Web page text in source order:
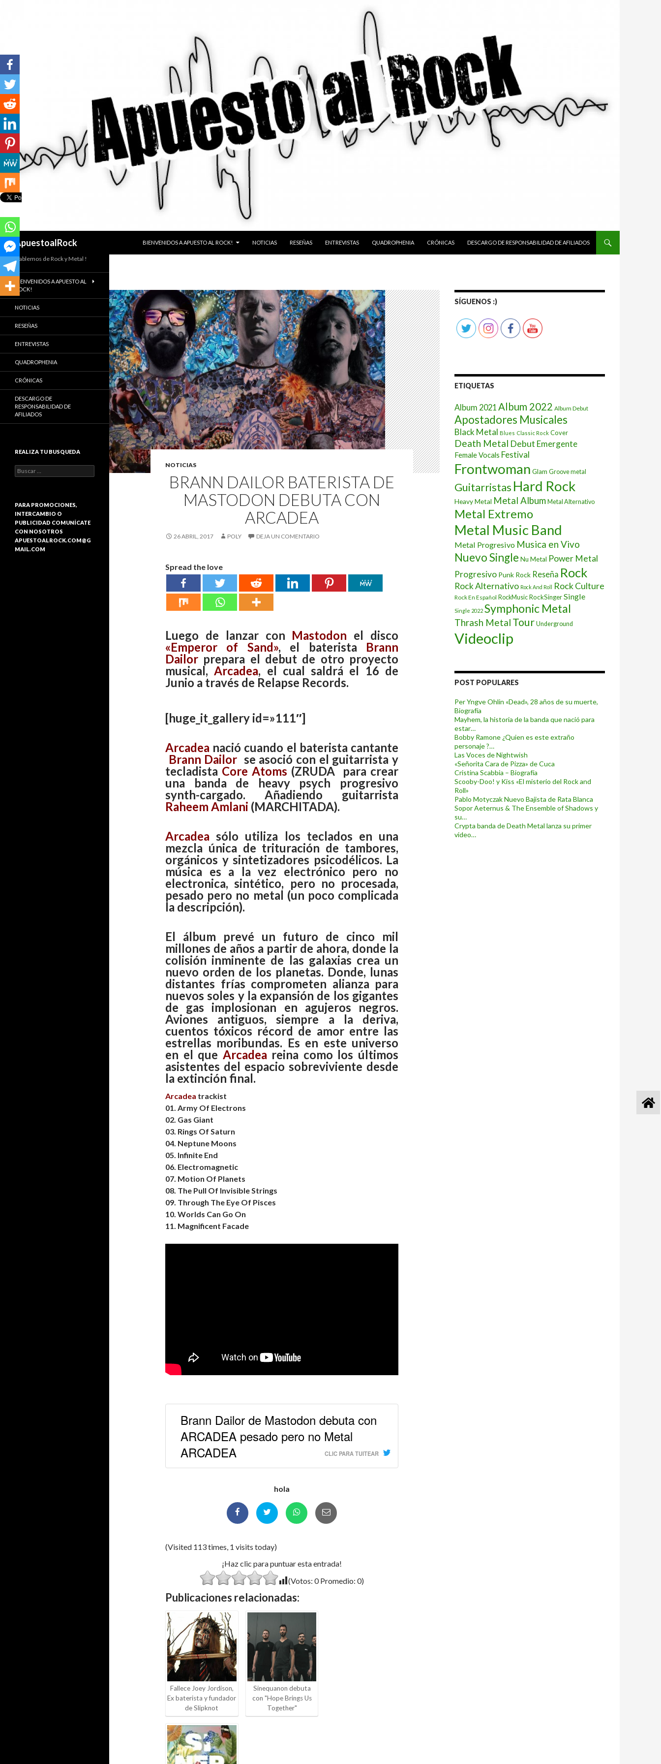
ApuestoalRock
Buscar
BIENVENIDOS A APUESTO AL ROCK!
NOTICIAS RESEÑAS ENTREVISTAS QUADROPHENIA CRÓNICAS DESCARGO DE RESPONSABILIDAD DE AFILIADOS
NOTICIAS
BRANN DAILOR BATERISTA DE
MASTODON DEBUTA CON
ARCADEA
26 ABRIL, 2017 POLY DEJA UN COMENTARIO
Spread the love
Luego de lanzar con Mastodon el disco
«Emperor of Sand», el baterista Brann
Dailor prepara el debut de otro proyecto
musical,Arcadea, el cual saldrá el 16 de
Junio a través de Relapse Records.
[huge_it_gallery id=»111″]
Arcadea nació cuando el baterista cantante
Brann Dailor se asoció con el guitarrista y
tecladista Core Atoms (ZRUDA para crear
una banda de heavy psych progresivo
synth-cargado. Añadiendo guitarrista
Raheem Amlani (MARCHITADA).
Arcadea sólo utiliza los teclados en una
mezcla única de trituración de tambores,
orgánicos y sintetizadores psicodélicos. La
música es a la vez electrónico pero no
electronica, sintético, pero no procesada,
pesado pero no metal (un poco complicada
la descripción).
El álbum prevé un futuro de cinco mil
millones de años a partir de ahora, donde la
colisión inminente de las galaxias crea un
nuevo orden de los planetas. Donde, lunas
distantes frías comprometen alianza para
nuevos soles y la expansión de los gigantes
de gas implosionan en agujeros negros.
Aviones antiguos, siempre a la deriva,
cuentos tóxicos récord de amor entre las
estrellas moribundas. Es en este universo
en el que Arcadea reina como los últimos
asistentes del espacio sobreviviente desde
la extinción final.
Arcadea trackist
01. Army Of Electrons
02. Gas Giant
03. Rings Of Saturn
04. Neptune Moons
05. Infinite End
06. Electromagnetic
07. Motion Of Planets
08. The Pull Of Invisible Strings
09. Through The Eye Of Pisces
10. Worlds Can Go On
11. Magnificent Facade
Brann Dailor de Mastodon debuta con
ARCADEA pesado pero no Metal
ARCADEA
CLIC PARA TUITEAR
hola
(Visited 113 times, 1 visits today)
¡Haz clic para puntuar esta entrada!
(Votos: 0Promedio: 0)
Publicaciones relacionadas:
Fallece Joey Jordison,
Ex baterista y fundador
de Slipknot
Sinequanon debuta
con "Hope Brings Us
Together"
SÍGUENOS :)
ETIQUETAS
Album 2021 Album 2022 Album Debut
Apostadores Musicales
Black Metal Blues Classic Rock Cover
Death Metal Debut Emergente
Female Vocals Festival
Frontwoman Glam Groove metal
Guitarristas Hard Rock
Heavy Metal Metal Album Metal Alternativo
Metal Extremo
Metal Music Band
Metal Progresivo Musica en Vivo
Nuevo Single Nu Metal Power Metal
Progresivo Punk Rock Reseña Rock
Rock Alternativo Rock And Roll Rock Culture
Rock En Español RockMusic RockSingerSingle
Single 2022 Symphonic Metal
Thrash Metal Tour Underground
Videoclip
POST POPULARES
Per Yngve Ohlin «Dead», 28 años de su muerte,
Biografía
Mayhem, la historia de la banda que nació para
estar…
Bobby Ramone ¿Quien es este extraño
personaje ?…
Las Voces de Nightwish
«Señorita Cara de Pizza» de Cuca
Cristina Scabbia – Biografía
Scooby-Doo! y Kiss «El misterio del Rock and
Roll»
Pablo Motyczak Nuevo Bajista de Rata Blanca
Sopor Aeternus & The Ensemble of Shadows y
su…
Crypta banda de Death Metal lanza su primer
video…
Hablemos de Rock y Metal !
BIENVENIDOS A APUESTO AL
ROCK!
NOTICIAS
RESEÑAS
ENTREVISTAS
QUADROPHENIA
CRÓNICAS
DESCARGO DE
RESPONSABILIDAD DE
AFILIADOS
REALIZA TU BUSQUEDA
B
u
a
r
:
PARA PROMOCIONES,
INTERCAMBIO O
PUBLICIDAD COMUNÍCATE
CON NOSOTROS
APUESTOALROCK.COM@G
MAIL.COM